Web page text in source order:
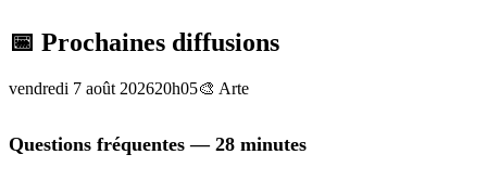
📅 Prochaines diffusions
vendredi 7 août 202620h05🎨 Arte
Questions fréquentes — 28 minutes